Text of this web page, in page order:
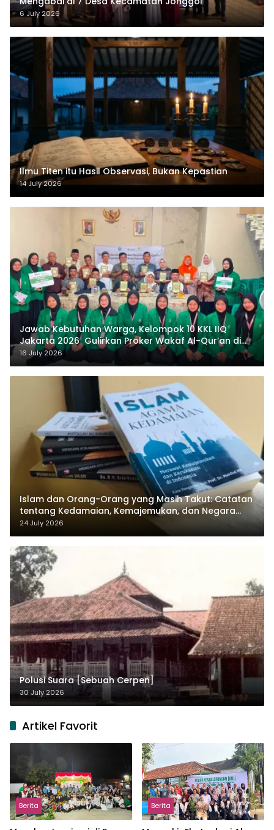
6 July 2026
Ilmu Titen itu Hasil Observasi, Bukan Kepastian
14 July 2026
Jawab Kebutuhan Warga, Kelompok 10 KKL IIQ
Jakarta 2026 Gulirkan Proker Wakaf Al-Qur’an di
Sukamanah
16 July 2026
Islam dan Orang-Orang yang Masih Takut: Catatan
tentang Kedamaian, Kemajemukan, dan Negara
dalam Pemikiran Masykuri Abdillah
24 July 2026
Polusi Suara [Sebuah Cerpen]
30 July 2026
Artikel Favorit
Berita Berita